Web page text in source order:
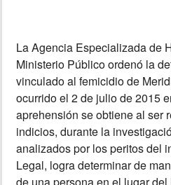
INSÓLITAS
MULTIMEDIA
IMPRESO
La Agencia Especializada de
Ministerio Público ordenó la
vinculado al femicidio de
ocurrido el 2 de julio de 2015
aprehensión se obtiene al ser
indicios, durante la
analizados por los peritos del
Legal, logra determinar de